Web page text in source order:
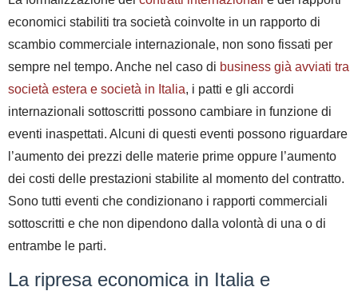
economici stabiliti tra società coinvolte in un rapporto di
scambio commerciale internazionale, non sono fissati per
sempre nel tempo. Anche nel caso di business già avviati tra
società estera e società in Italia, i patti e gli accordi
internazionali sottoscritti possono cambiare in funzione di
eventi inaspettati. Alcuni di questi eventi possono riguardare
l’aumento dei prezzi delle materie prime oppure l’aumento
dei costi delle prestazioni stabilite al momento del contratto.
Sono tutti eventi che condizionano i rapporti commerciali
sottoscritti e che non dipendono dalla volontà di una o di
entrambe le parti.
La ripresa economica in Italia e